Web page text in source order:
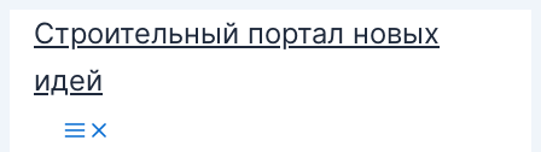
Перейти
содержимому
Строительный портал новых
идей